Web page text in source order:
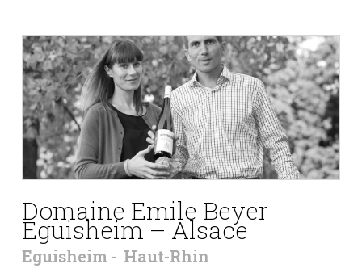
Domaine Emile Beyer
Eguisheim – Alsace
Eguisheim Haut-Rhin